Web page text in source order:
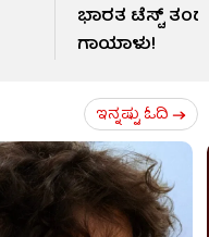
ಭಾರತ ಟೆಸ್ಟ್
ಗಾಯಾಳು!
ಇನ್ನಷ್ಟು ಓದಿ